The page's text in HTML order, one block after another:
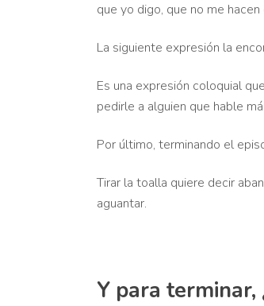
que yo digo, que no me hacen
La siguiente expresión la
Es una expresión coloquial
pedirle a alguien que hable
Por último, terminando el
Tirar la toalla quiere decir
aguantar.
Y para terminar,